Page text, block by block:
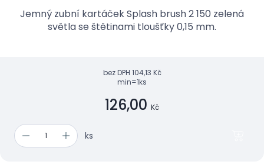
Jemný zubní kartáček Splash brush 2 150 zelená
světla se štětinami tloušťky 0,15 mm.
bez DPH 104,13 Kč
min=1ks
126,00 Kč
ks